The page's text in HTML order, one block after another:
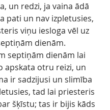
un redzi, ja vaina ādā
pati un nav izpletusies,
viņu iesloga vēl uz
dienām.
septiņām dienām lai
apskata otru reizi, un
ir sadzijusi un slimība
tad lai priesteris
šķīstu; tas ir bijis kāds